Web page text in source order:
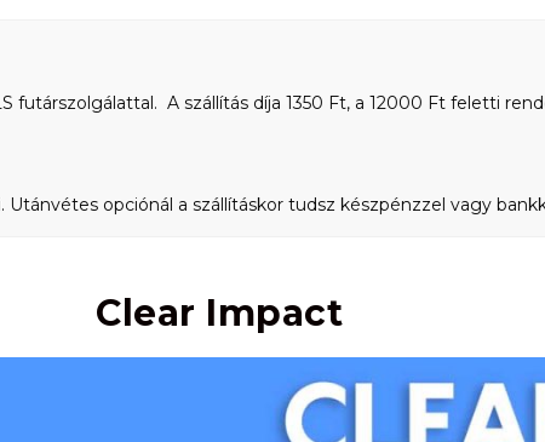
futárszolgálattal. A szállítás díja 1350 Ft, a 12000 Ft feletti
opciónál a szállításkor tudsz készpénzzel vagy
Clear Impact